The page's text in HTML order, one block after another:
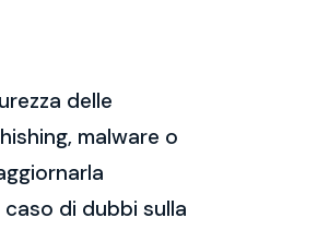
delle
malware o
di dubbi sulla